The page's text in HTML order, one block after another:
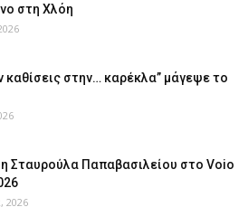
στη Χλόη
καθίσεις στην… καρέκλα” μάγεψε το
Σταυρούλα Παπαβασιλείου στο Voio
2026